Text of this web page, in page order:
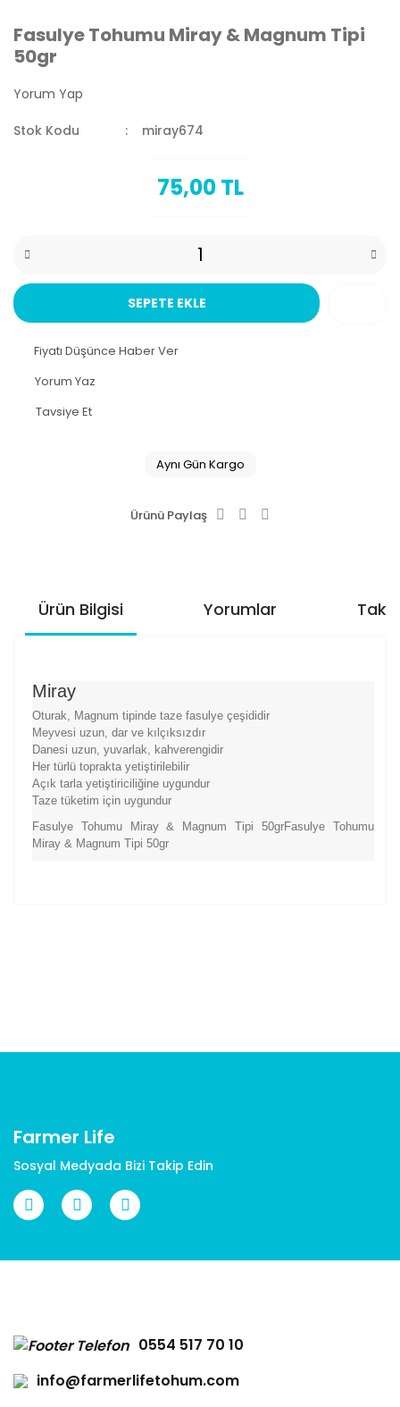
Fasulye Tohumu Miray & Magnum Tipi
50gr
Yorum Yap
Stok Kodu miray674
75,00 TL
SEPETE EKLE
Fiyatı Düşünce Haber Ver
Yorum Yaz
Tavsiye Et
Aynı Gün Kargo
Ürünü Paylaş
Ürün Bilgisi Yorumlar
Miray
Oturak, Magnum tipinde taze fasulye çeşididir
Meyvesi uzun, dar ve kılçıksızdır
Danesi uzun, yuvarlak, kahverengidir
Her türlü toprakta yetiştirilebilir
Açık tarla yetiştiriciliğine uygundur
Taze tüketim için uygundur
Fasulye Tohumu Miray & Magnum Tipi 50grFasulye Tohumu
Miray & Magnum Tipi 50gr
Farmer Life
Sosyal Medyada Bizi Takip Edin
0554 517 70 10
info@farmerlifetohum.com